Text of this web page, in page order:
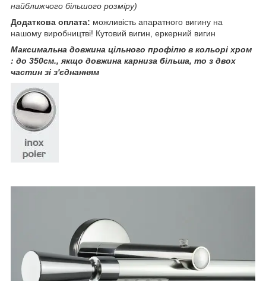
найближчого більшого розміру)
Додаткова оплата: можливість апаратного вигину на
нашому виробництві! Кутовий вигин, еркерний вигин
Максимальна довжина цільного профілю в кольорі хром
: до 350см., якщо довжина карниза більша, то з двох
частин зі з'єднанням